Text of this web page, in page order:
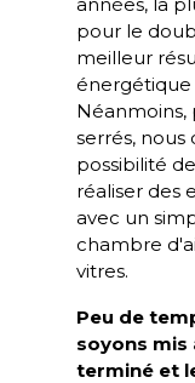
pour le
meilleur
énergétique
Néanmoins,
serrés,
possibilité
réaliser des
avec un
chambre
vitres.
Peu de
soyons mis
terminé et